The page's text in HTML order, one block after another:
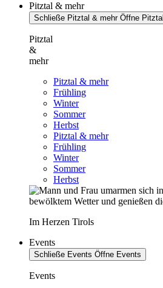
Pitztal & mehr
Schließe Pitztal & mehr Öffne
Pitztal
&
mehr
Pitztal & mehr
Frühling
Winter
Sommer
Herbst
Pitztal & mehr
Frühling
Winter
Sommer
Herbst
Im Herzen Tirols
Events
Schließe Events Öffne Events
Events